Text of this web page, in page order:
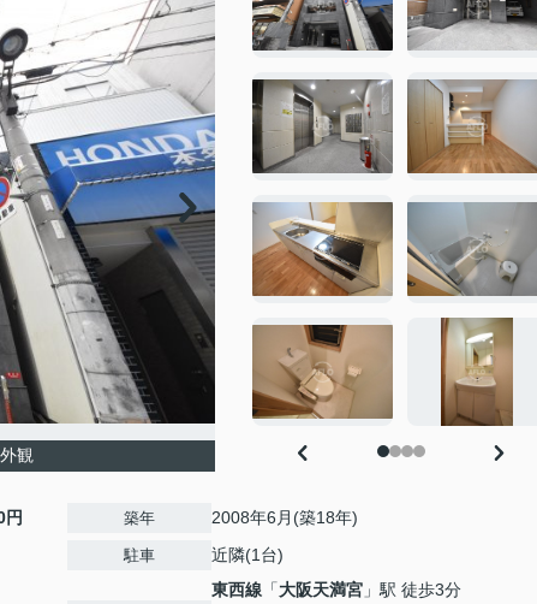
観
円 築年 2008年6月(築18年)
駐車 近隣(1台)
東西線 「大阪天満宮 」駅 徒歩3分